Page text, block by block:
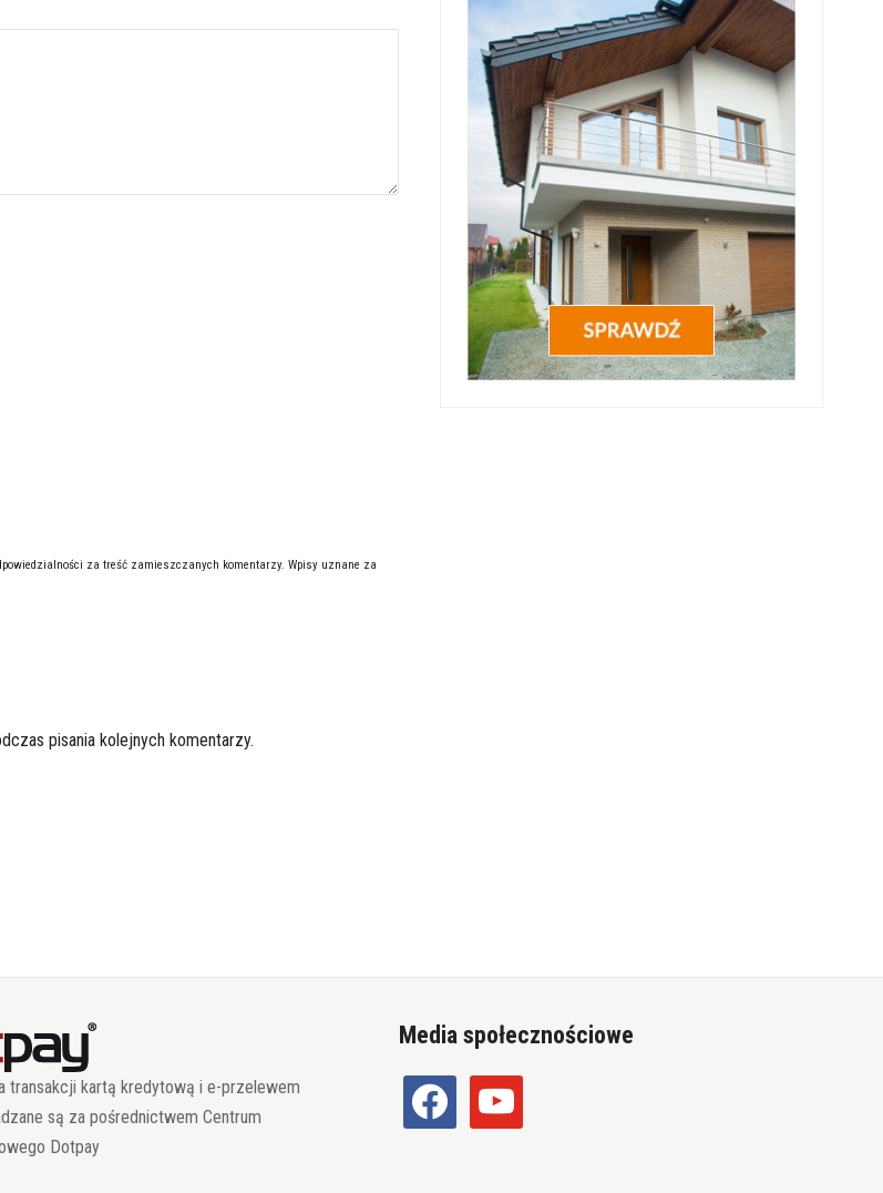
za treść zamieszczanych komentarzy. Wpisy uznane za
pisania kolejnych komentarzy.
transakcji kartą kredytową i e-przelewem
są za pośrednictwem Centrum
Dotpay
Media społecznościowe
facebook youtube